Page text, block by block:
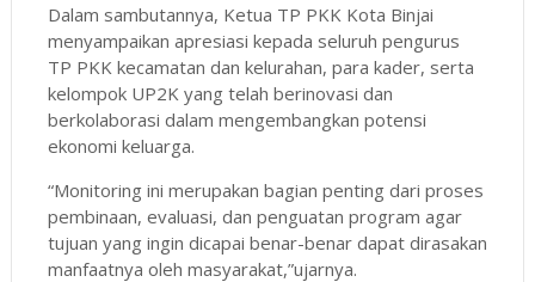
Dalam sambutannya, Ketua TP PKK Kota Binjai
menyampaikan apresiasi kepada seluruh pengurus
TP PKK kecamatan dan kelurahan, para kader, serta
kelompok UP2K yang telah berinovasi dan
berkolaborasi dalam mengembangkan potensi
ekonomi keluarga.
“Monitoring ini merupakan bagian penting dari proses
pembinaan, evaluasi, dan penguatan program agar
tujuan yang ingin dicapai benar-benar dapat dirasakan
manfaatnya oleh masyarakat,”ujarnya.